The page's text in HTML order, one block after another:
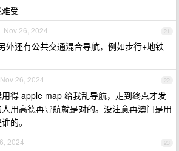
受
21
Nov 26, 2024
外还有公共交通混合导航，例如步行+地铁
22
Nov 26, 2024
得 apple map 给我乱导航，走到终点才发
用高德再导航就是对的。没注意再澳门是用
的。
23
2024